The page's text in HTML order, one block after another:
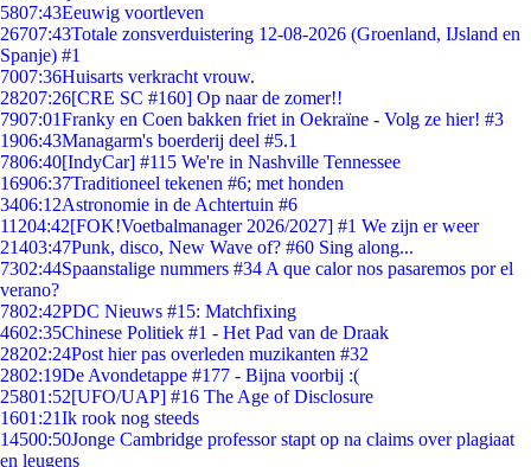
5807:43Eeuwig voortleven
26707:43Totale zonsverduistering 12-08-2026 (Groenland, IJsland en
Spanje) #1
7007:36Huisarts verkracht vrouw.
28207:26[CRE SC #160] Op naar de zomer!!
7907:01Franky en Coen bakken friet in Oekraïne - Volg ze hier! #3
1906:43Managarm's boerderij deel #5.1
7806:40[IndyCar] #115 We're in Nashville Tennessee
16906:37Traditioneel tekenen #6; met honden
3406:12Astronomie in de Achtertuin #6
11204:42[FOK!Voetbalmanager 2026/2027] #1 We zijn er weer
21403:47Punk, disco, New Wave of? #60 Sing along...
7302:44Spaanstalige nummers #34 A que calor nos pasaremos por el
verano?
7802:42PDC Nieuws #15: Matchfixing
4602:35Chinese Politiek #1 - Het Pad van de Draak
28202:24Post hier pas overleden muzikanten #32
2802:19De Avondetappe #177 - Bijna voorbij :(
25801:52[UFO/UAP] #16 The Age of Disclosure
1601:21Ik rook nog steeds
14500:50Jonge Cambridge professor stapt op na claims over plagiaat
en leugens